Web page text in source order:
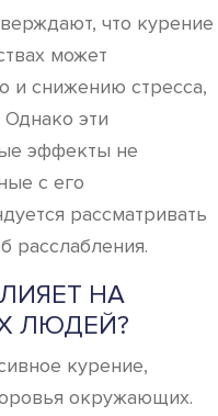
что курение
может
и снижению стресса,
эти
эффекты не
с его
рассматривать
расслабления.
НА
ЛЮДЕЙ?
курение,
окружающих.